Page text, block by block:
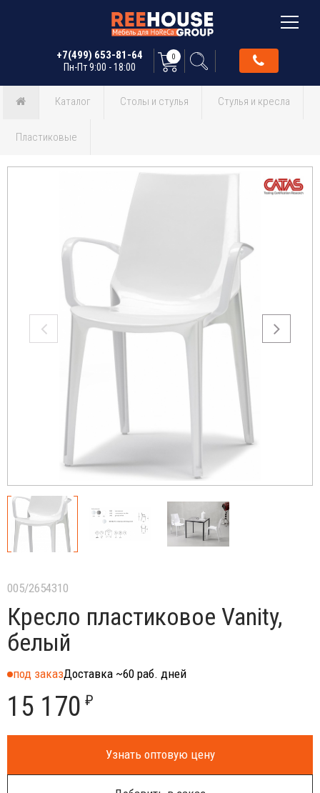
+7(499) 653-81-64
Пн-Пт 9:00 - 18:00
0
Каталог Столы и стулья Стулья и кресла
Пластиковые
005/2654310
Кресло пластиковое Vanity,
белый
под заказДоставка ~60 раб. дней
15 170 ₽
Узнать оптовую цену